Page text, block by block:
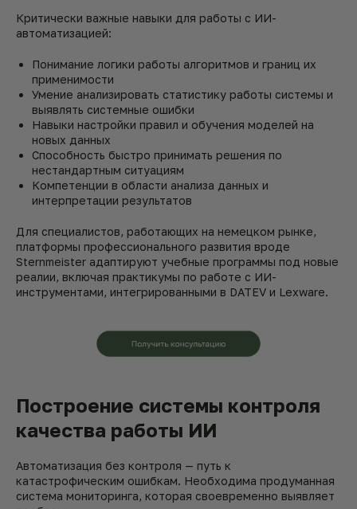
Критически важные навыки для работы с ИИ-
автоматизацией:
Понимание логики работы алгоритмов и границ их
применимости
Умение анализировать статистику работы системы и
выявлять системные ошибки
Навыки настройки правил и обучения моделей на
новых данных
Способность быстро принимать решения по
нестандартным ситуациям
Компетенции в области анализа данных и
интерпретации результатов
Для специалистов, работающих на немецком рынке,
платформы профессионального развития вроде
Sternmeister адаптируют учебные программы под новые
реалии, включая практикумы по работе с ИИ-
инструментами, интегрированными в DATEV и Lexware.
Построение системы контроля
качества работы ИИ
Автоматизация без контроля — путь к
катастрофическим ошибкам. Необходима продуманная
система мониторинга, которая своевременно выявляет